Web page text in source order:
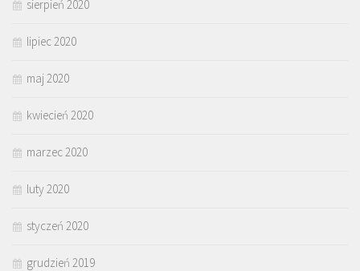
sierpień 2020
lipiec 2020
maj 2020
kwiecień 2020
marzec 2020
luty 2020
styczeń 2020
grudzień 2019